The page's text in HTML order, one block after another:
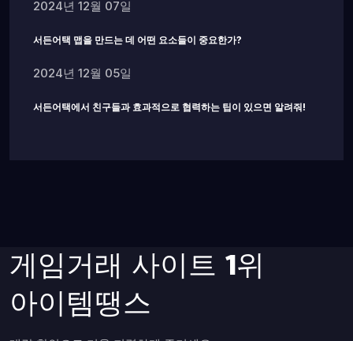
2024년 12월 07일
서든어택 맵을 만드는 데 어떤 요소들이 중요한가?
2024년 12월 05일
서든어택에서 친구들과 효과적으로 협력하는 팁이 있으면 알려줘!
게임거래 사이트 1위
아이템땡스